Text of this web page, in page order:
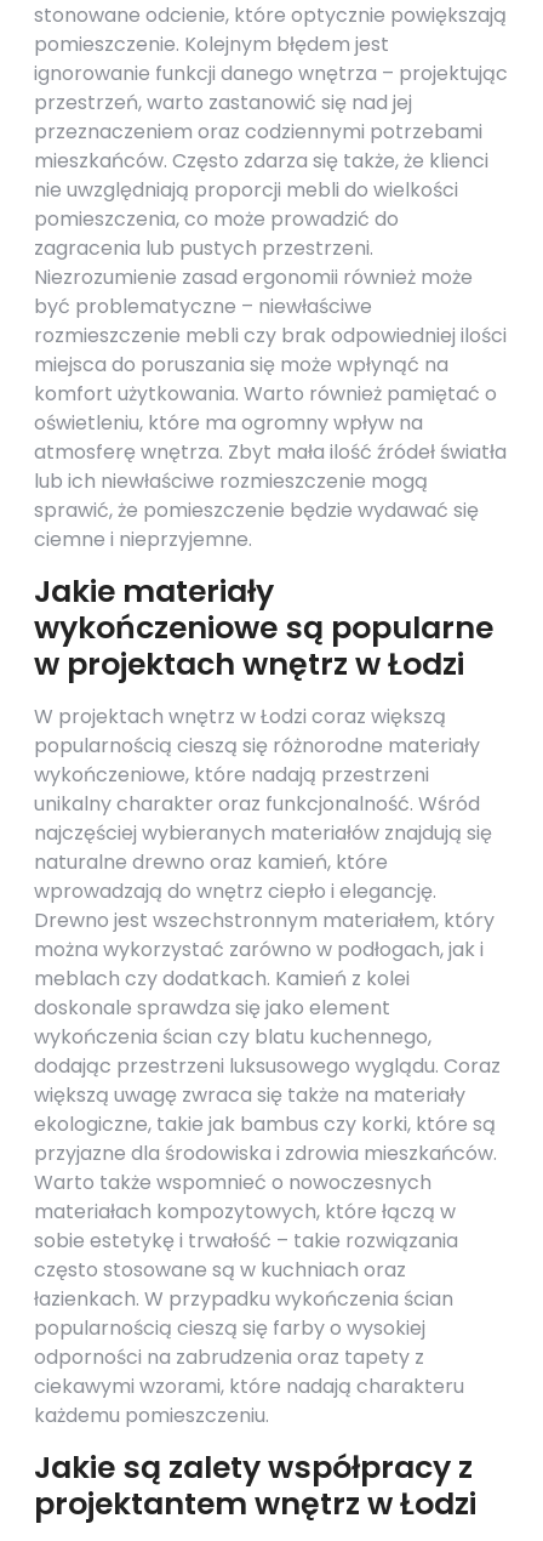
stonowane odcienie, które optycznie powiększają
pomieszczenie. Kolejnym błędem jest
ignorowanie funkcji danego wnętrza – projektując
przestrzeń, warto zastanowić się nad jej
przeznaczeniem oraz codziennymi potrzebami
mieszkańców. Często zdarza się także, że klienci
nie uwzględniają proporcji mebli do wielkości
pomieszczenia, co może prowadzić do
zagracenia lub pustych przestrzeni.
Niezrozumienie zasad ergonomii również może
być problematyczne – niewłaściwe
rozmieszczenie mebli czy brak odpowiedniej ilości
miejsca do poruszania się może wpłynąć na
komfort użytkowania. Warto również pamiętać o
oświetleniu, które ma ogromny wpływ na
atmosferę wnętrza. Zbyt mała ilość źródeł światła
lub ich niewłaściwe rozmieszczenie mogą
sprawić, że pomieszczenie będzie wydawać się
ciemne i nieprzyjemne.
Jakie materiały
wykończeniowe są popularne
w projektach wnętrz w Łodzi
W projektach wnętrz w Łodzi coraz większą
popularnością cieszą się różnorodne materiały
wykończeniowe, które nadają przestrzeni
unikalny charakter oraz funkcjonalność. Wśród
najczęściej wybieranych materiałów znajdują się
naturalne drewno oraz kamień, które
wprowadzają do wnętrz ciepło i elegancję.
Drewno jest wszechstronnym materiałem, który
można wykorzystać zarówno w podłogach, jak i
meblach czy dodatkach. Kamień z kolei
doskonale sprawdza się jako element
wykończenia ścian czy blatu kuchennego,
dodając przestrzeni luksusowego wyglądu. Coraz
większą uwagę zwraca się także na materiały
ekologiczne, takie jak bambus czy korki, które są
przyjazne dla środowiska i zdrowia mieszkańców.
Warto także wspomnieć o nowoczesnych
materiałach kompozytowych, które łączą w
sobie estetykę i trwałość – takie rozwiązania
często stosowane są w kuchniach oraz
łazienkach. W przypadku wykończenia ścian
popularnością cieszą się farby o wysokiej
odporności na zabrudzenia oraz tapety z
ciekawymi wzorami, które nadają charakteru
każdemu pomieszczeniu.
Jakie są zalety współpracy z
projektantem wnętrz w Łodzi